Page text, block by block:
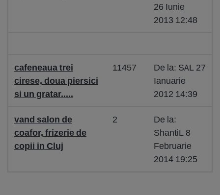
26 Iunie
2013 12:48
cafeneaua trei
cirese, doua piersici
si un gratar.....
11457
De la: SAL 27
Ianuarie
2012 14:39
vand salon de
coafor, frizerie de
copii in Cluj
2
De la:
ShantiL 8
Februarie
2014 19:25